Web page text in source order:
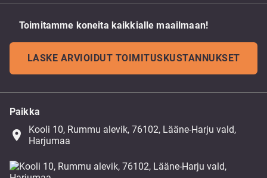
Toimitamme koneita kaikkialle maailmaan!
LASKE ARVIOIDUT TOIMITUSKUSTANNUKSET
Paikka
place
Kooli 10, Rummu alevik, 76102, Lääne-Harju vald,
Harjumaa